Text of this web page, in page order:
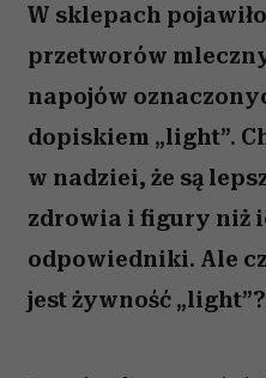
W sklepach
przetworów
napojów
dopiskiem „light”.
w nadziei, że są
zdrowia i figury niż
odpowiedniki. Ale
jest żywność „light”?